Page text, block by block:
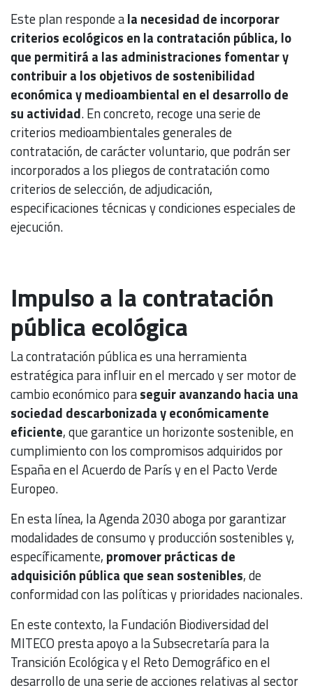
Este plan responde ala necesidad de incorporar
criterios ecológicos en la contratación pública, lo
que permitirá a las administraciones fomentar y
contribuir a los objetivos de sostenibilidad
económica y medioambiental en el desarrollo de
su actividad. En concreto, recoge una serie de
criterios medioambientales generales de
contratación, de carácter voluntario, que podrán ser
incorporados a los pliegos de contratación como
criterios de selección, de adjudicación,
especificaciones técnicas y condiciones especiales de
ejecución.
Impulso a la contratación
pública ecológica
La contratación pública es una herramienta
estratégica para influir en el mercado y ser motor de
cambio económico paraseguir avanzando hacia una
sociedad descarbonizada y económicamente
eficiente, que garantice un horizonte sostenible, en
cumplimiento con los compromisos adquiridos por
España en el Acuerdo de París y en el Pacto Verde
Europeo.
En esta línea, la Agenda 2030 aboga por garantizar
modalidades de consumo y producción sostenibles y,
específicamente, promover prácticas de
adquisición pública que sean sostenibles, de
conformidad con las políticas y prioridades nacionales.
En este contexto, la Fundación Biodiversidad del
MITECO presta apoyo a la Subsecretaría para la
Transición Ecológica y el Reto Demográfico en el
desarrollo de una serie de acciones relativas al sector